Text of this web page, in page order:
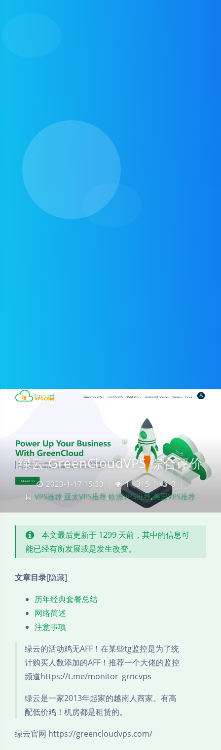
绿云 GreenCloudVPS 综合评价
2023-1-17 15:33 11,315 0
|
VPS推荐,亚太VPS推荐,欧洲VPS推荐,美国VPS推荐
本文最后更新于 1299 天前，其中的信息可
能已经有所发展或是发生改变。
文章目录[隐藏]
历年经典套餐总结
网络简述
注意事项
绿云的活动鸡无AFF！在某些tg监控是为了统
计购买人数添加的AFF！推荐一个大佬的监控
频道https://t.me/monitor_grncvps
绿云是一家2013年起家的越南人商家。有高
配低价鸡！机房都是租赁的。
绿云官网 https://greencloudvps.com/